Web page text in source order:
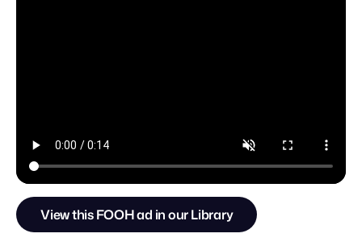
View this FOOH ad in our Library